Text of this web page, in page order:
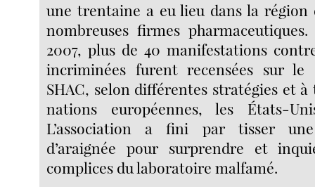
une trentaine a eu lieu dans la région
nombreuses firmes
2007, plus de 40 manifestations
incriminées furent recensées sur
SHAC, selon différentes stratégies et
nations européennes, les États-
L’association a fini par tisser
d’araignée pour surprendre et
complices du laboratoire malfamé.